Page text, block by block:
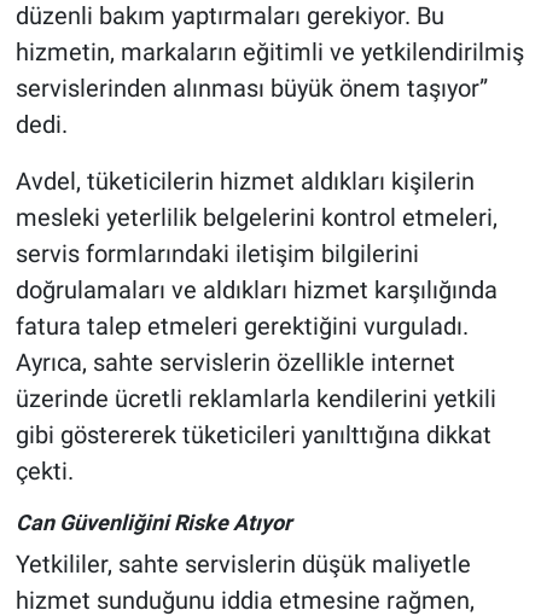
düzenli bakım yaptırmaları gerekiyor. Bu
hizmetin, markaların eğitimli ve yetkilendirilmiş
servislerinden alınması büyük önem taşıyor”
dedi.
Avdel, tüketicilerin hizmet aldıkları kişilerin
mesleki yeterlilik belgelerini kontrol etmeleri,
servis formlarındaki iletişim bilgilerini
doğrulamaları ve aldıkları hizmet karşılığında
fatura talep etmeleri gerektiğini vurguladı.
Ayrıca, sahte servislerin özellikle internet
üzerinde ücretli reklamlarla kendilerini yetkili
gibi göstererek tüketicileri yanılttığına dikkat
çekti.
Can Güvenliğini Riske Atıyor
Yetkililer, sahte servislerin düşük maliyetle
hizmet sunduğunu iddia etmesine rağmen,